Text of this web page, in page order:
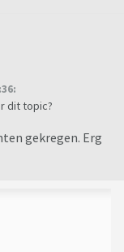
aan dat ik niet
zou
omzet). Hij
ik niet
inzetten
dit topic?
gekregen. Erg